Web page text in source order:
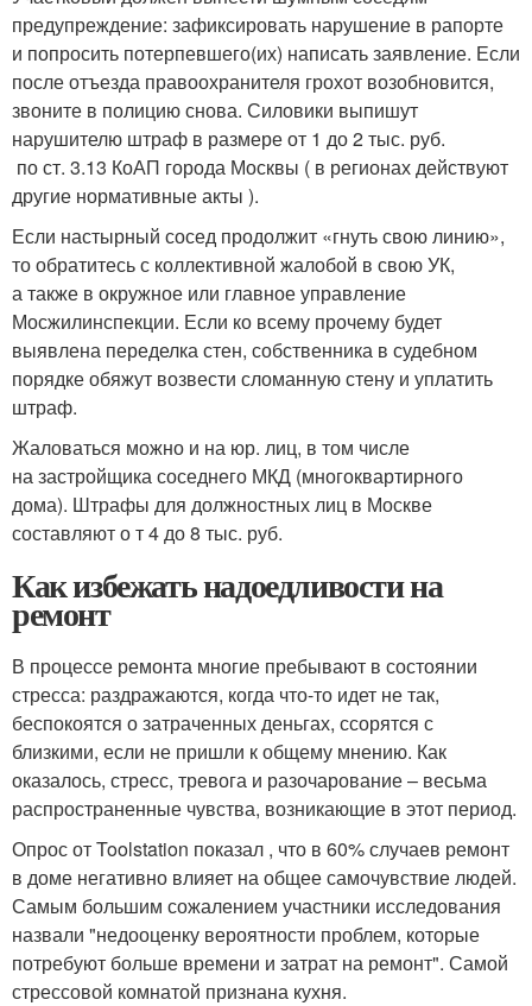
предупреждение: зафиксировать нарушение в рапорте
и попросить потерпевшего(их) написать заявление. Если
после отъезда правоохранителя грохот возобновится,
звоните в полицию снова. Силовики выпишут
нарушителю штраф в размере от 1 до 2 тыс. руб.
по ст. 3.13 КоАП города Москвы ( в регионах действуют
другие нормативные акты ).
Если настырный сосед продолжит «гнуть свою линию»,
то обратитесь с коллективной жалобой в свою УК,
а также в окружное или главное управление
Мосжилинспекции. Если ко всему прочему будет
выявлена переделка стен, собственника в судебном
порядке обяжут возвести сломанную стену и уплатить
штраф.
Жаловаться можно и на юр. лиц, в том числе
на застройщика соседнего МКД (многоквартирного
дома). Штрафы для должностных лиц в Москве
составляют о т 4 до 8 тыс. руб.
Как избежать надоедливости на
ремонт
В процессе ремонта многие пребывают в состоянии
стресса: раздражаются, когда что-то идет не так,
беспокоятся о затраченных деньгах, ссорятся с
близкими, если не пришли к общему мнению. Как
оказалось, стресс, тревога и разочарование – весьма
распространенные чувства, возникающие в этот период.
Опрос от Toolstation показал , что в 60% случаев ремонт
в доме негативно влияет на общее самочувствие людей.
Самым большим сожалением участники исследования
назвали "недооценку вероятности проблем, которые
потребуют больше времени и затрат на ремонт". Самой
стрессовой комнатой признана кухня.